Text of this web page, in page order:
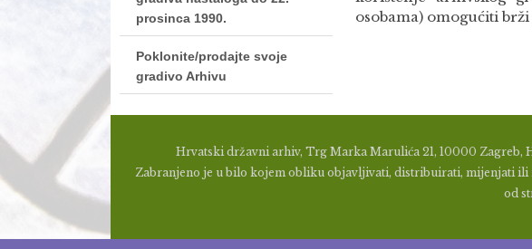
prosinca 1990.
Poklonite/prodajte svoje
gradivo Arhivu
osobama) omogućiti
Hrvatski državni arhiv, Trg Marka Marulića 21, 10000 Zagreb,
Zabranjeno je u bilo kojem obliku objavljivati, distribuirati, mijenjati
od